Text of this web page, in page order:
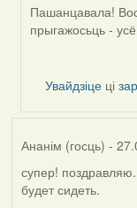
In
reply
biot
Пашанцавала!
прыгажосьць -
Увайдзіце ці
Ананім (госць) -
супер!
будет сидеть.